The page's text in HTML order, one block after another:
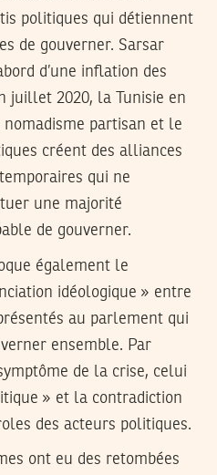
politiques qui détiennent
de gouverner. Sarsar
d’une inflation des
juillet 2020, la Tunisie en
partisan et le
créent des alliances
qui ne
une majorité
de gouverner.
également le
idéologique » entre
au parlement qui
ensemble. Par
de la crise, celui
» et la contradiction
des acteurs politiques.
ont eu des retombées